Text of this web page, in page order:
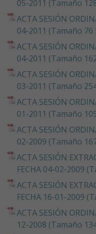
05-2011 (Tamaño
ACTA SESIÓN
04-2011 (Tamaño 76
ACTA SESIÓN
04-2011 (Tamaño
ACTA SESIÓN
03-2011 (Tamaño
ACTA SESIÓN
01-2011 (Tamaño
ACTA SESIÓN
02-2009 (Tamaño
ACTA SESIÓN
FECHA 04-02-2009
ACTA SESIÓN
FECHA 16-01-2009
ACTA SESIÓN
12-2008 (Tamaño